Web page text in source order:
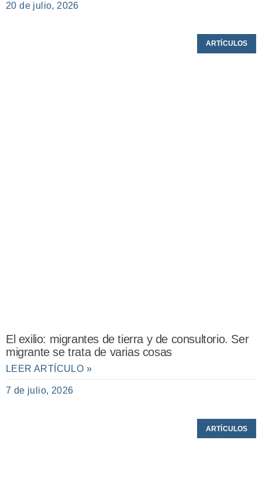
20 de julio, 2026
ARTÍCULOS
El exilio: migrantes de tierra y de consultorio. Ser
migrante se trata de varias cosas
LEER ARTÍCULO »
7 de julio, 2026
ARTÍCULOS